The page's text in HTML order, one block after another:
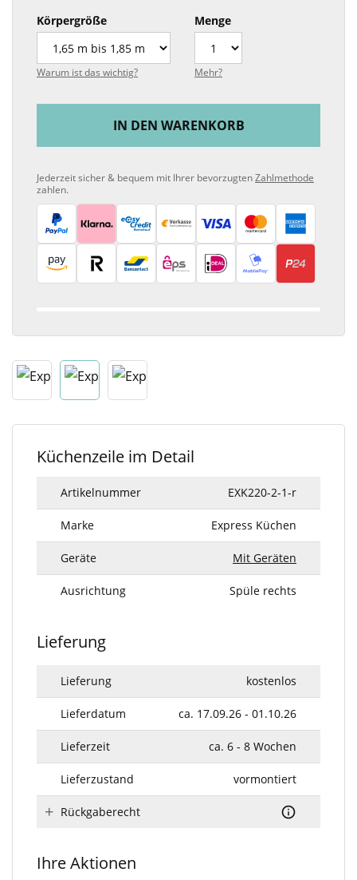
Körpergröße
Warum ist das wichtig?
Menge
Mehr?
IN DEN WARENKORB
Jederzeit sicher & bequem mit Ihrer bevorzugtenZahlmethode
zahlen.
Küchenzeile im Detail
Artikelnummer EXK220-2-1-r
Marke Express Küchen
Geräte Mit Geräten
Ausrichtung Spüle rechts
Lieferung
Lieferung kostenlos
Lieferdatum ca. 17.09.26 - 01.10.26
Lieferzeit ca. 6 - 8 Wochen
Lieferzustand vormontiert
Rückgaberecht
Ihre Aktionen